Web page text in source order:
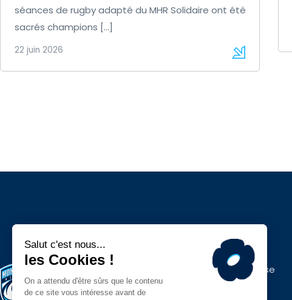
séances de rugby adapté du MHR Solidaire ont été
sacrés champions […]
22 juin 2026
Espace presse